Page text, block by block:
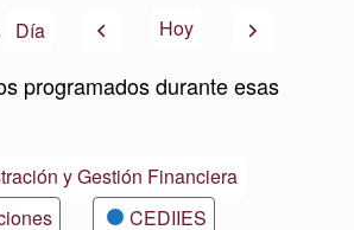
Día AnteriorHoy Siguiente
programados durante esas
y Gestión Financiera
CEDIIES